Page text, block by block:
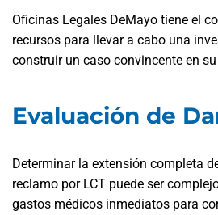
Oficinas Legales DeMayo tiene el
recursos para llevar a cabo una
construir un caso convincente en
Evaluación de
Determinar la extensión completa
reclamo por LCT puede ser
gastos médicos inmediatos para